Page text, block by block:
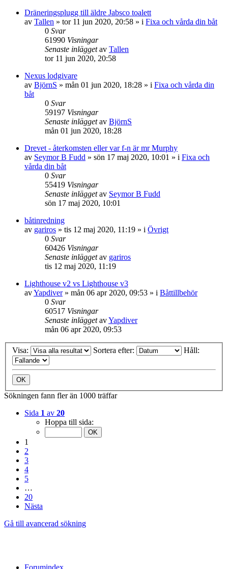
Dräneringsplugg till äldre Jabsco toalett
av Tallen » tor 11 jun 2020, 20:58 » i Fixa och vårda din båt
0 Svar
61990 Visningar
Senaste inläggetav Tallen
tor 11 jun 2020, 20:58
Nexus lodgivare
av BjörnS » mån 01 jun 2020, 18:28 » i Fixa och vårda din
båt
0 Svar
59197 Visningar
Senaste inläggetav BjörnS
mån 01 jun 2020, 18:28
Drevet - återkomsten eller var f-n är mr Murphy
av Seymor B Fudd » sön 17 maj 2020, 10:01 » i Fixa och
vårda din båt
0 Svar
55419 Visningar
Senaste inläggetav Seymor B Fudd
sön 17 maj 2020, 10:01
båtinredning
av gariros » tis 12 maj 2020, 11:19 » i Övrigt
0 Svar
60426 Visningar
Senaste inläggetav gariros
tis 12 maj 2020, 11:19
Lighthouse v2 vs Lighthouse v3
avYapdiver» mån 06 apr 2020, 09:53 » i Båttillbehör
0 Svar
60517 Visningar
Senaste inläggetavYapdiver
mån 06 apr 2020, 09:53
Visa: Sortera efter: Håll:
Sökningen fann fler än 1000 träffar
Sida 1 av 20
Hoppa till sida:
1
2
3
4
5
…
20
Nästa
Gå till avancerad sökning